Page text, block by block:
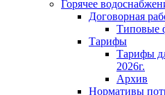
Горячее
Договорная
Типовые
Тарифы
Тарифы
2026г.
Архив
Нормативы